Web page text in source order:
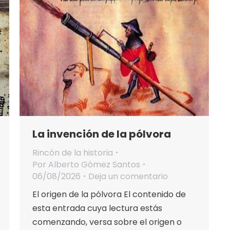
La invención de la pólvora
Rincón de la historia
Por Alberto Gómez Santos
06/08/2026
Deja un comentario
El origen de la pólvora El contenido de
esta entrada cuya lectura estás
comenzando, versa sobre el origen o